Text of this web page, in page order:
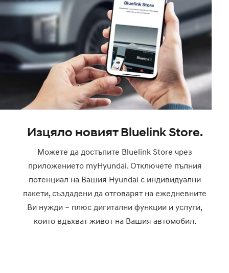
Изцяло новият Bluelink Store.
Можете да достъпите Bluelink Store чрез
приложението myHyundai. Отключете пълния
потенциал на Вашия Hyundai с индивидуални
пакети, създадени да отговарят на ежедневните
Ви нужди – плюс дигитални функции и услуги,
които вдъхват живот на Вашия автомобил.